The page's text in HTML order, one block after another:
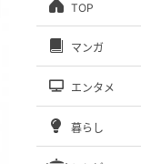
TOP
マンガ
エンタメ
暮らし